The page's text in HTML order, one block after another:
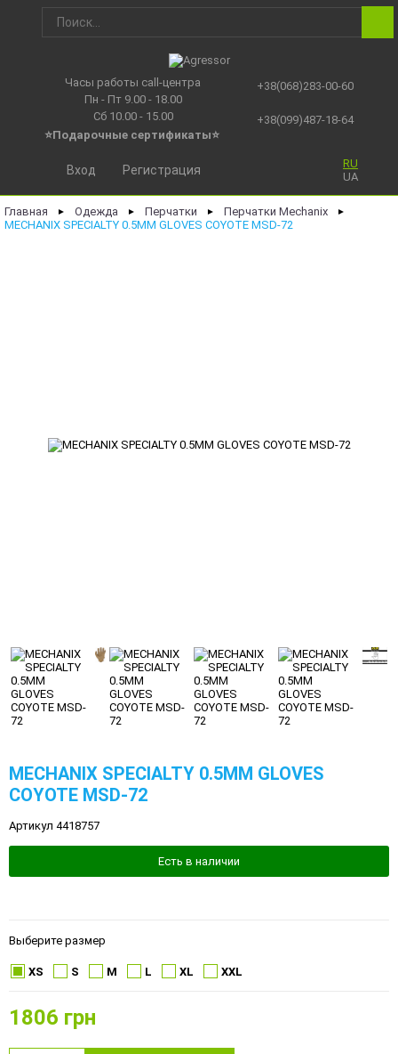
Часы работы call-центра
Пн - Пт 9.00 - 18.00
Сб 10.00 - 15.00
⭐Подарочные сертификаты⭐
+38(068)283-00-60
+38(099)487-18-64
RU
UA
Вход Регистрация
Главная ► Одежда ► Перчатки ► Перчатки Mechanix ►
MECHANIX SPECIALTY 0.5MM GLOVES COYOTE MSD-72
MECHANIX SPECIALTY 0.5MM GLOVES
COYOTE MSD-72
Артикул 4418757
Есть в наличии
Выберите размер
XS S M L XL XXL
1806 грн